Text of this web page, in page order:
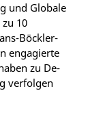
und Globale
10
Böckler-
engagierte
zu De-
verfolgen